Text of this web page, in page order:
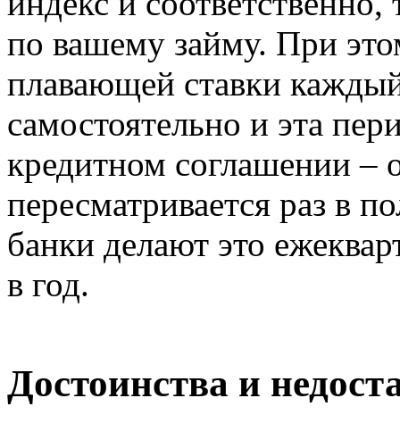
по вашему займу. При
плавающей ставки
самостоятельно и эта
кредитном соглашении –
пересматривается раз в
банки делают это
в год.
Достоинства и